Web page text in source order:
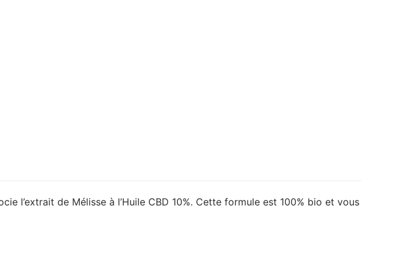
l’extrait de Mélisse à l’Huile CBD 10%. Cette formule est 100% bio et vous